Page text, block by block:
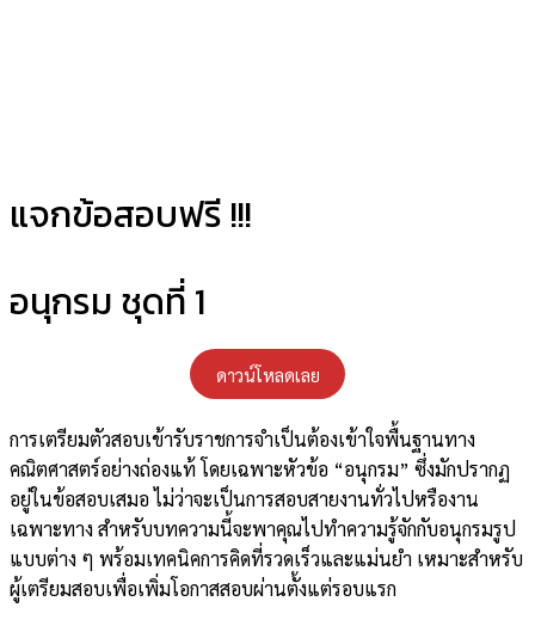
แจกข้อสอบฟรี !!!​
อนุกรม ชุดที่ 1
ดาวน์โหลดเลย
การเตรียมตัวสอบเข้ารับราชการจำเป็นต้องเข้าใจพื้นฐานทาง
คณิตศาสตร์อย่างถ่องแท้ โดยเฉพาะหัวข้อ “อนุกรม” ซึ่งมักปรากฏ
อยู่ในข้อสอบเสมอ ไม่ว่าจะเป็นการสอบสายงานทั่วไปหรืองาน
เฉพาะทาง สำหรับบทความนี้จะพาคุณไปทำความรู้จักกับอนุกรมรูป
แบบต่าง ๆ พร้อมเทคนิคการคิดที่รวดเร็วและแม่นยำ เหมาะสำหรับ
ผู้เตรียมสอบเพื่อเพิ่มโอกาสสอบผ่านตั้งแต่รอบแรก